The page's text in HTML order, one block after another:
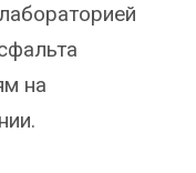
на